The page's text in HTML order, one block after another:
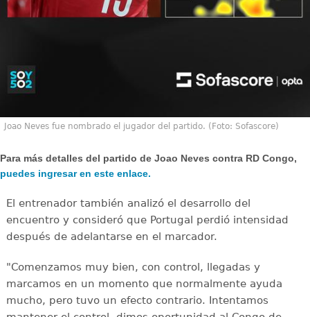
Joao Neves fue nombrado el jugador del partido. (Foto: Sofascore)
Para más detalles del partido de Joao Neves contra RD Congo,
puedes ingresar en este enlace.
El entrenador también analizó el desarrollo del
encuentro y consideró que Portugal perdió intensidad
después de adelantarse en el marcador.
"Comenzamos muy bien, con control, llegadas y
marcamos en un momento que normalmente ayuda
mucho, pero tuvo un efecto contrario. Intentamos